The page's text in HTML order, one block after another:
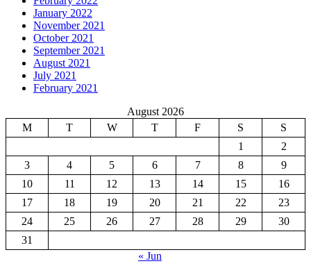
January 2022
November 2021
October 2021
September 2021
August 2021
July 2021
February 2021
August 2026
M
T W T F S
S
1
2
3
4 5 6 7 8
9
10
11 12 13 14 15
16
17
18 19 20 21 22
23
24
25 26 27 28 29
30
31
« Jun